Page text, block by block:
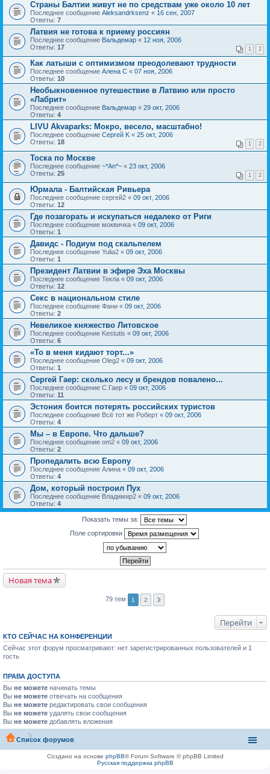
Страны Балтии живут не по средствам уже около 10 лет
Последнее сообщение Aleksandrksenz « 16 сен, 2007
Ответы: 7
Латвия не готова к приему россиян
Последнее сообщение Вальдемар « 12 ноя, 2006
Ответы: 17 1 2
Как латыши с оптимизмом преодолевают трудности
Последнее сообщение Алена С « 07 ноя, 2006
Ответы: 10
Необыкновенное путешествие в Латвию или просто
«Лабрит»
Последнее сообщение Вальдемар « 29 окт, 2006
Ответы: 4
LIVU Akvaparks: Мокро, весело, масштабно!
Последнее сообщение Сергей K « 25 окт, 2006
Ответы: 18 1 2
Тоска по Москве
Последнее сообщение ~*An*~ « 23 окт, 2006
Ответы: 25 1 2
Юрмала - Балтийская Ривьера
Последнее сообщение сергей2 « 09 окт, 2006
Ответы: 12
Где позагорать и искупаться недалеко от Риги
Последнее сообщение моквичка « 09 окт, 2006
Ответы: 1
Давидс - Подиум под скальпелем
Последнее сообщение Yulia2 « 09 окт, 2006
Ответы: 1
Президент Латвии в эфире Эха Москвы
Последнее сообщение Текла « 09 окт, 2006
Ответы: 12
Секс в национальном стиле
Последнее сообщение Фани « 09 окт, 2006
Ответы: 2
Невеликое княжество Литовское
Последнее сообщение Kestutis « 09 окт, 2006
Ответы: 6
«То в меня кидают торт...»
Последнее сообщение Oleg2 « 09 окт, 2006
Ответы: 1
Сергей Гаер: сколько лесу и брендов повалено...
Последнее сообщение С.Гаер « 09 окт, 2006
Ответы: 11
Эстония боится потерять российских туристов
Последнее сообщение Всё тот же Роберт « 09 окт, 2006
Ответы: 4
Мы – в Европе. Что дальше?
Последнее сообщение om2 « 09 окт, 2006
Ответы: 2
Пропедалить всю Европу
Последнее сообщение Алина « 09 окт, 2006
Ответы: 4
Дом, который построил Пух
Последнее сообщение Владимир2 « 09 окт, 2006
Ответы: 4
Показать темы за:
Поле сортировки
Новая тема
79 тем 1 2
Перейти
КТО СЕЙЧАС НА КОНФЕРЕНЦИИ
Сейчас этот форум просматривают: нет зарегистрированных пользователей и 1
гость
ПРАВА ДОСТУПА
Вы не можете начинать темы
Вы не можете отвечать на сообщения
Вы не можете редактировать свои сообщения
Вы не можете удалять свои сообщения
Вы не можете добавлять вложения
Список форумов
Создано на основе phpBB® Forum Software © phpBB Limited
Русская поддержка phpBB